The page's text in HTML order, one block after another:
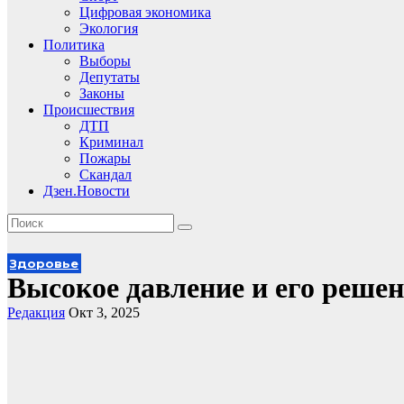
Цифровая экономика
Экология
Политика
Выборы
Депутаты
Законы
Происшествия
ДТП
Криминал
Пожары
Скандал
Дзен.Новости
Здоровье
Высокое давление и его
Редакция Окт 3, 2025